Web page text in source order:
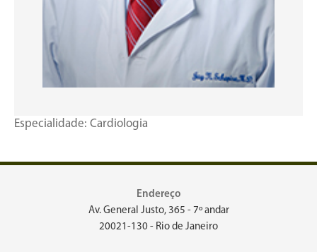
Especialidade: Cardiologia
Endereço
Av. General Justo, 365 - 7º andar
20021-130 - Rio de Janeiro